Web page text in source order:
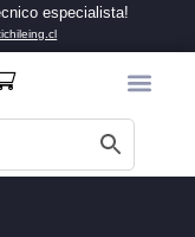
especialista!